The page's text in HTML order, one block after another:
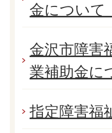
金について
金沢市障害
業補助金に
指定障害福